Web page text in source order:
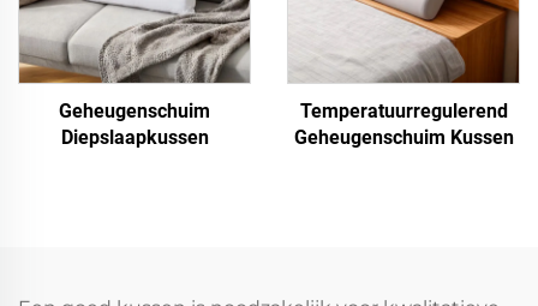
Geheugenschuim
Diepslaapkussen
Temperatuurregulerend
Geheugenschuim Kussen